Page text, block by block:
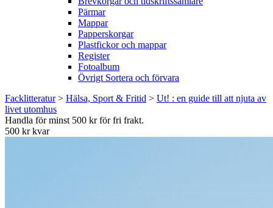
Pärmar
Mappar
Papperskorgar
Plastfickor och mappar
Register
Fotoalbum
Övrigt Sortera och förvara
Facklitteratur> Hälsa, Sport & Fritid > Ut! : en guide till att njuta av
livet utomhus
Handla för minst 500 kr för fri frakt.
500 kr kvar